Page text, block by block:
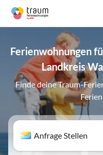
Ferienwohnungen
Landkreis
Finde deine Traum-
Anfrage Stellen